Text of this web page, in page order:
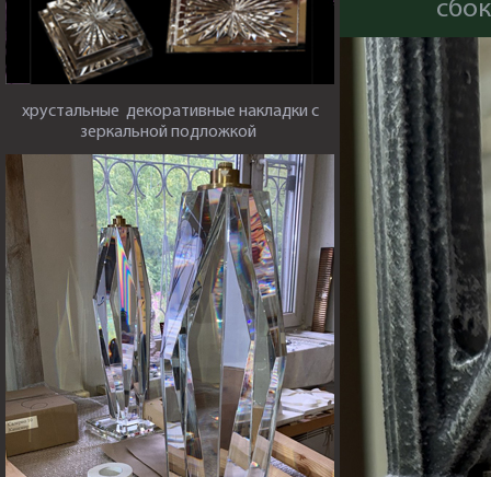
хрустальные декоративные накладки с
зеркальной подложкой